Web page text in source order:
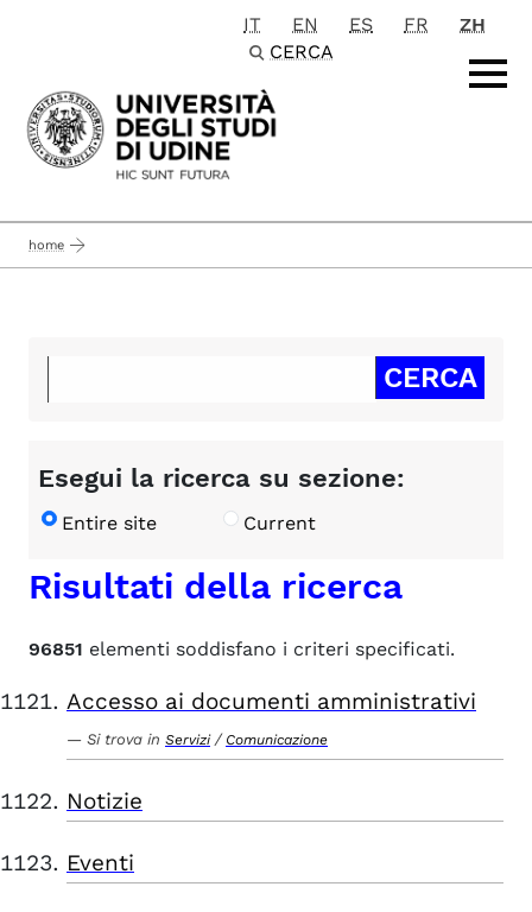
Passa al contenuto principale
IT EN ES FR
ZH
CERCA
home
Esegui la ricerca su sezione:
Entire site Current
Risultati della ricerca
96851 elementi soddisfano i criteri specificati.
Accesso ai documenti amministrativi
Si trova in Servizi / Comunicazione
Notizie
Eventi